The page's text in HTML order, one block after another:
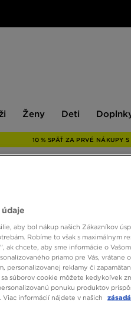
Ženy Deti
10 % SPÄŤ ZA PRVÉ NÁKUPY S
údaje
aby bol nákup našich Zákazníkov
Robíme to však s maximálnym
ak chcete, aby sme informácie o
priamo pre Vás,
personalizovanej reklamy či
súborov cookie môžete kedykoľvek
ponuku produktov
Viac informácií nájdete v našich